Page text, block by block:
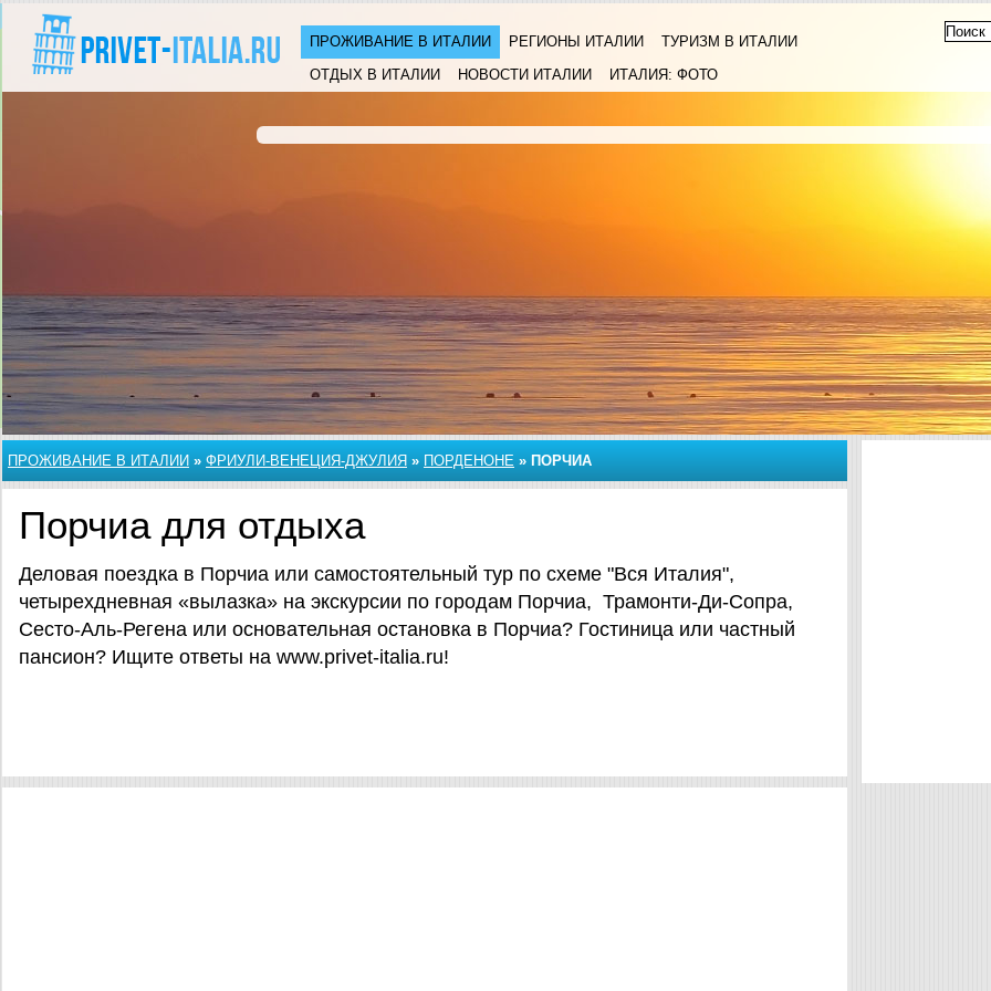
ПРОЖИВАНИЕ В ИТАЛИИ РЕГИОНЫ ИТАЛИИ
ТУРИЗМ В ИТАЛИИ
ОТДЫХ В ИТАЛИИ
НОВОСТИ ИТАЛИИ ИТАЛИЯ: ФОТО
ПРОЖИВАНИЕ В ИТАЛИИ » ФРИУЛИ-ВЕНЕЦИЯ-ДЖУЛИЯ » ПОРДЕНОНЕ » ПОРЧИА
Порчиа для отдыха
Деловая поездка в Порчиа или самостоятельный тур по схеме "Вся Италия",
четырехдневная «вылазка» на экскурсии по городам Порчиа, Трамонти-Ди-Сопра,
Сесто-Аль-Регена или основательная остановка в Порчиа? Гостиница или частный
пансион? Ищите ответы на www.privet-italia.ru!